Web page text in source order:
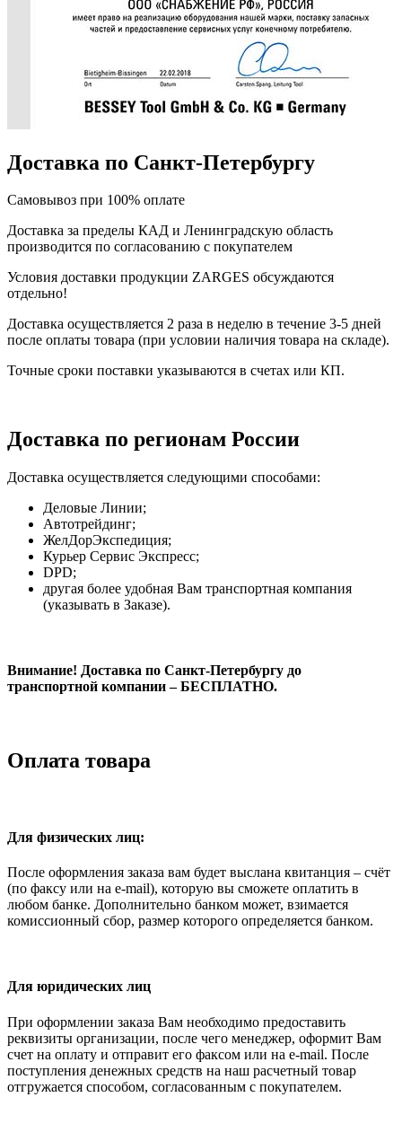
Доставка по Санкт-Петербургу
Самовывоз при 100% оплате
Доставка за пределы КАД и Ленинградскую область
производится по согласованию с покупателем
Условия доставки продукции ZARGES обсуждаются
отдельно!
Доставка осуществляется 2 раза в неделю в течение 3-5 дней
после оплаты товара (при условии наличия товара на складе).
Точные сроки поставки указываются в счетах или КП.
Доставка по регионам России
Доставка осуществляется следующими способами:
Деловые Линии;
Автотрейдинг;
ЖелДорЭкспедиция;
Курьер Сервис Экспресс;
DPD;
другая более удобная Вам транспортная компания
(указывать в Заказе).
Внимание! Доставка по Санкт-Петербургу до
транспортной компании – БЕСПЛАТНО.
Оплата товара
Для физических лиц:
После оформления заказа вам будет выслана квитанция – счёт
(по факсу или на e-mail), которую вы сможете оплатить в
любом банке. Дополнительно банком может, взимается
комиссионный сбор, размер которого определяется банком.
Для юридических лиц
При оформлении заказа Вам необходимо предоставить
реквизиты организации, после чего менеджер, оформит Вам
счет на оплату и отправит его факсом или на e-mail. После
поступления денежных средств на наш расчетный товар
отгружается способом, согласованным с покупателем.